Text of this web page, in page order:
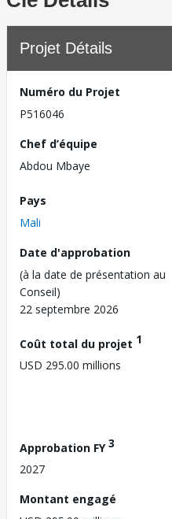
Projet Détails
Numéro du Projet
P516046
Chef d’équipe
Abdou Mbaye
Pays
Mali
Date d'approbation
(à la date de présentation au
Conseil)
22 septembre 2026
Coût total du projet 1
USD 295.00 millions
Approbation FY3
2027
Montant engagé